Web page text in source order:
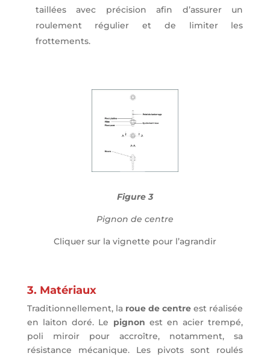
taillées avec précision afin d’assurer un
roulement régulier et de limiter les
frottements.
Figure 3
Pignon de centre
Cliquer sur la vignette pour l’agrandir
3. Matériaux
Traditionnellement, la roue de centre est réalisée
en laiton doré. Le pignon est en acier trempé,
poli miroir pour accroître, notamment, sa
résistance mécanique. Les pivots sont roulés